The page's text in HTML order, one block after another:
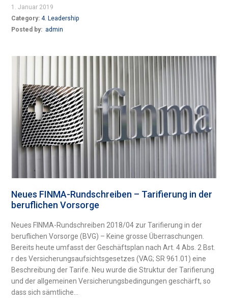
1. Januar 2019
Category:4. Leadership
Posted by: admin
Neues FINMA-Rundschreiben – Tarifierung in der
beruflichen Vorsorge
Neues FINMA-Rundschreiben 2018/04 zur Tarifierung in der
beruflichen Vorsorge (BVG) – Keine grosse Überraschungen.
Bereits heute umfasst der Geschäftsplan nach Art. 4 Abs. 2 Bst.
r des Versicherungsaufsichtsgesetzes (VAG; SR 961.01) eine
Beschreibung der Tarife. Neu wurde die Struktur der Tarifierung
und der allgemeinen Versicherungsbedingungen geschärft, so
dass sich sämtliche...